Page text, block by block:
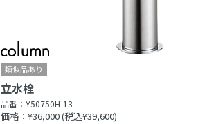
立水栓
品番： Y50750H-13
価格：¥36,000(税込¥39,600)